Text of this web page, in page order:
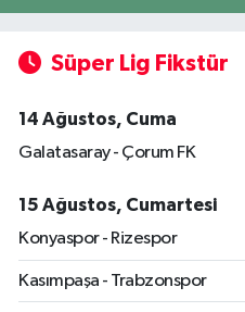
Süper Lig Fikstür
14 Ağustos, Cuma
Galatasaray - Çorum FK
15 Ağustos, Cumartesi
Konyaspor - Rizespor
Kasımpaşa - Trabzonspor